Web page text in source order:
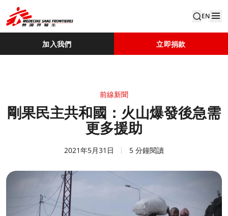
EN
加入我們 立即捐款
前線新聞
剛果民主共和國：火山爆發後急需
更多援助
2021年5月31日 5 分鐘閱讀